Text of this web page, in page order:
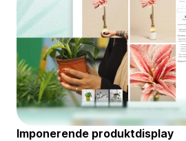
Imponerende produktdisplay